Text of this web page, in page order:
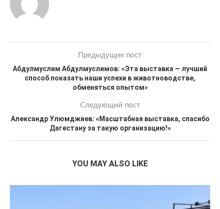
Предыдущие пост
Абдулмуслим Абдулмуслимов: «Эта выставка — лучший
способ показать наши успехи в животноводстве,
обменяться опытом»
Следующий пост
Александр Улюмджиев: «Масштабная выставка, спасибо
Дагестану за такую организацию!»
YOU MAY ALSO LIKE